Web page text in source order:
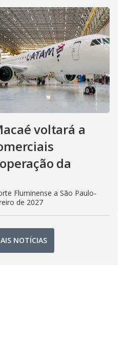
voltará a
da
Fluminense a São Paulo-
de 2027
NOTÍCIAS